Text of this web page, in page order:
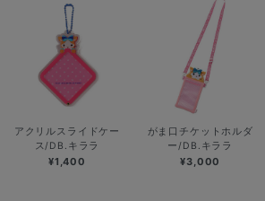
アクリルスライドケー
ス/DB.キララ
¥1,400
がま口チケットホルダ
ー/DB.キララ
¥3,000